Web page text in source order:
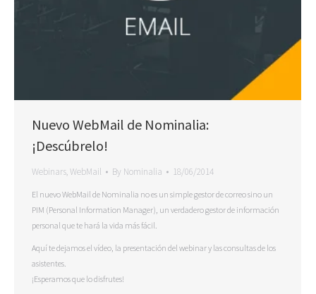
Nuevo WebMail de Nominalia:
¡Descúbrelo!
Webinars,WebMail By Nominalia 18/06/2014
El nuevo WebMail de Nominalia no es un simple gestor de correo sino un
PIM (Personal Information Manager), un verdadero gestor de información
personal que te hará la vida más fácil.
Aquí te dejamos el vídeo, la presentación del webinar y las consultas de los
asistentes.
¡Esperamos que lo disfrutes!